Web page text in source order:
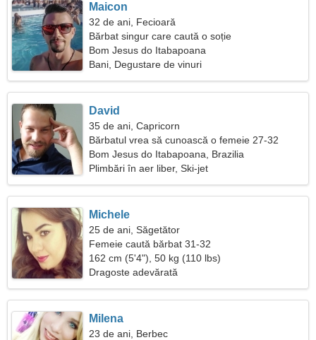
Maicon
32 de ani, Fecioară
Bărbat singur care caută o soție
Bom Jesus do Itabapoana
Bani, Degustare de vinuri
David
35 de ani, Capricorn
Bărbatul vrea să cunoască o femeie 27-32
Bom Jesus do Itabapoana, Brazilia
Plimbări în aer liber, Ski-jet
Michele
25 de ani, Săgetător
Femeie caută bărbat 31-32
162 cm (5'4"), 50 kg (110 lbs)
Dragoste adevărată
Milena
23 de ani, Berbec